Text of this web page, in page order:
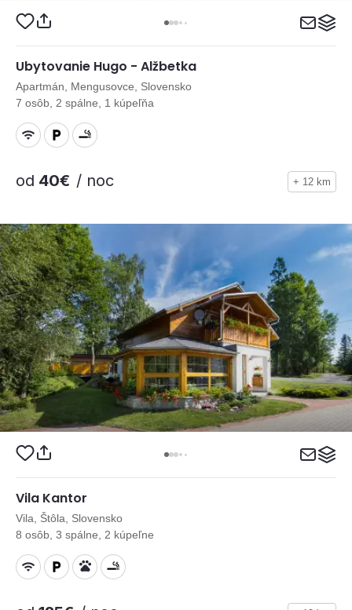
Ubytovanie Hugo - Alžbetka
Apartmán, Mengusovce, Slovensko
7 osôb, 2 spálne, 1 kúpeľňa
od 40€ / noc + 12 km
Vila Kantor
Vila, Štôla, Slovensko
8 osôb, 3 spálne, 2 kúpeľne